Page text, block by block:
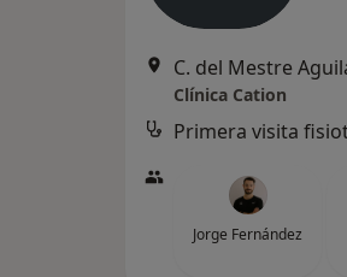
Clínica Cation
Primera visita
Jorge Fernández